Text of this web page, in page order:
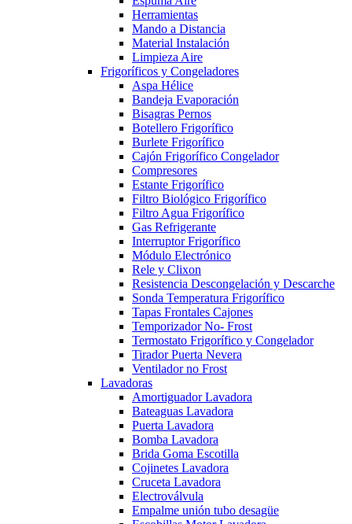
Herramientas
Mando a Distancia
Material Instalación
Limpieza Aire
Frigoríficos y Congeladores
Aspa Hélice
Bandeja Evaporación
Bisagras Pernos
Botellero Frigorífico
Burlete Frigorífico
Cajón Frigorífico Congelador
Compresores
Estante Frigorífico
Filtro Biológico Frigorífico
Filtro Agua Frigorífico
Gas Refrigerante
Interruptor Frigorífico
Módulo Electrónico
Rele y Clixon
Resistencia Descongelación y Descarche
Sonda Temperatura Frigorífico
Tapas Frontales Cajones
Temporizador No- Frost
Termostato Frigorífico y Congelador
Tirador Puerta Nevera
Ventilador no Frost
Lavadoras
Amortiguador Lavadora
Bateaguas Lavadora
Puerta Lavadora
Bomba Lavadora
Brida Goma Escotilla
Cojinetes Lavadora
Cruceta Lavadora
Electroválvula
Empalme unión tubo desagüe